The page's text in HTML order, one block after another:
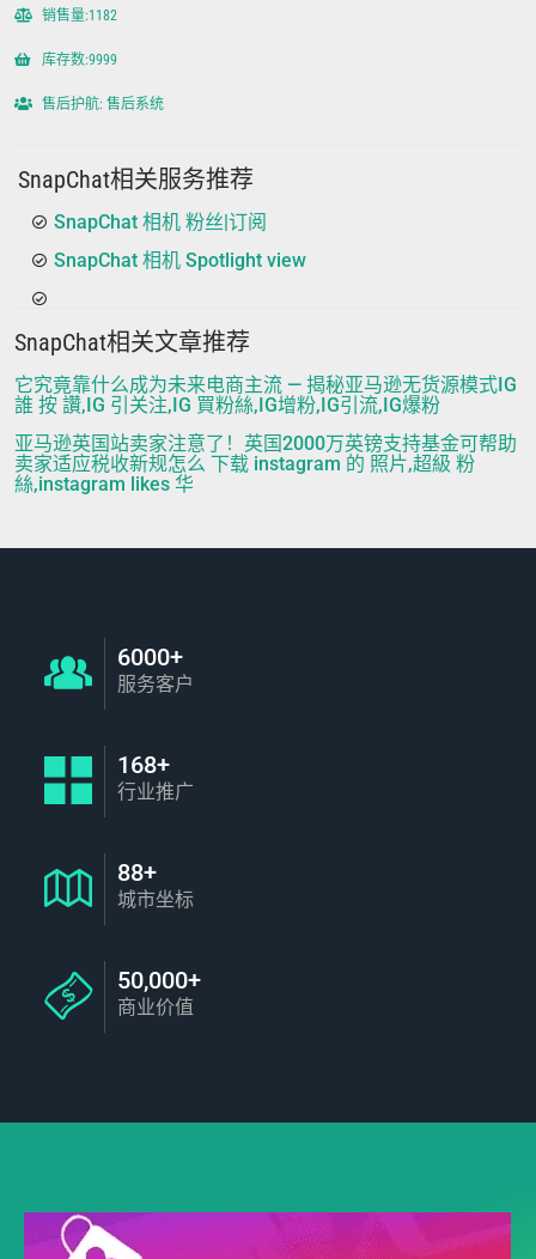
销售量:1182
库存数:9999
售后护航: 售后系统
SnapChat相关服务推荐
SnapChat 相机 粉丝|订阅
SnapChat 相机 Spotlight view
SnapChat相关文章推荐
它究竟靠什么成为未来电商主流 — 揭秘亚马逊无货源模式IG
誰 按 讚,IG 引关注,IG 買粉絲,IG增粉,IG引流,IG爆粉
亚马逊英国站卖家注意了！英国2000万英镑支持基金可帮助
卖家适应税收新规怎么 下载 instagram 的 照片,超級 粉
絲,instagram likes 华
6000+
服务客户
168+
行业推广
88+
城市坐标
50,000+
商业价值